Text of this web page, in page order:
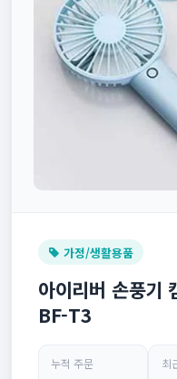
가정/생활용품
아이리버 손풍기
BF-T3
누적 주문 최